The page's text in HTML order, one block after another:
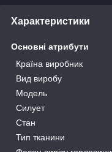
Характеристики
Основні атрибути
Країна виробник
Вид виробу
Модель
Силует
Стан
Тип тканини